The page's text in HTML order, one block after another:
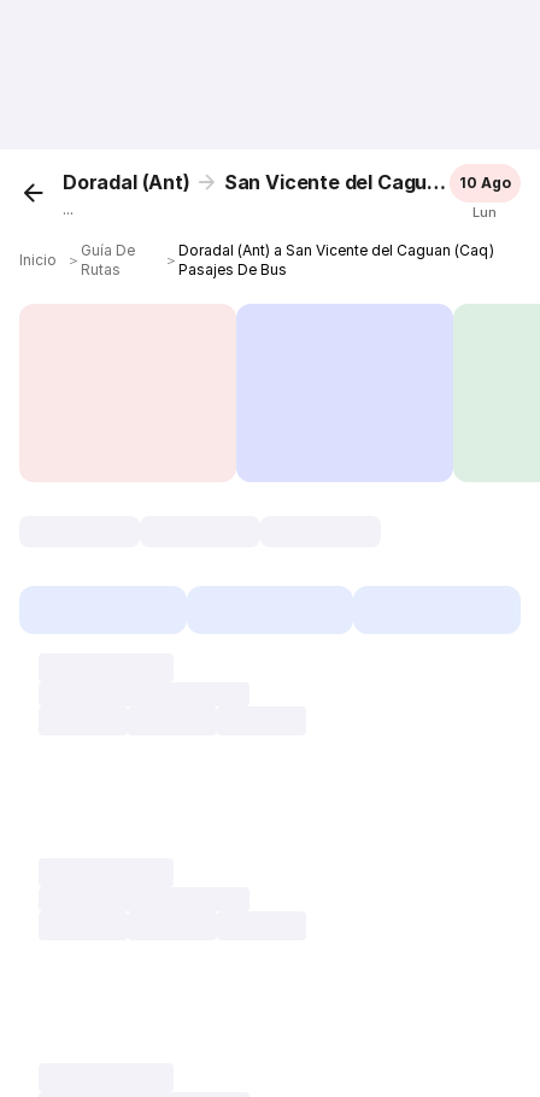
Doradal (Ant) San Vicente del Caguan (Caq)
...
10 Ago
Lun
Inicio ＞
Guía De
Rutas
＞
Doradal (Ant) a San Vicente del Caguan (Caq)
Pasajes De Bus